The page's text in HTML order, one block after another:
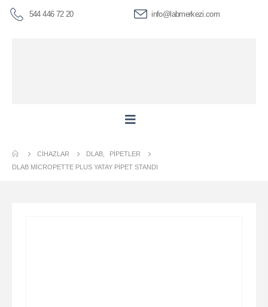
544 446 72 20 info@labmerkezi.com
CIHAZLAR DLAB
PIPETLER
DLAB MICROPETTE PLUS YATAY PIPET STANDI